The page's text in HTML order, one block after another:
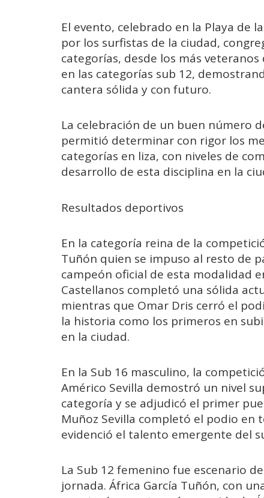
El evento, celebrado en la Playa de
por los surfistas de la ciudad,
categorías, desde los más
en las categorías sub 12,
cantera sólida y con futuro.
La celebración de un buen número
permitió determinar con rigor los
categorías en liza, con niveles de
desarrollo de esta disciplina en la
Resultados deportivos
En la categoría reina de la
Tuñón quien se impuso al resto de
campeón oficial de esta modalidad
Castellanos completó una sólida
mientras que Omar Dris cerró el
la historia como los primeros en
en la ciudad.
En la Sub 16 masculino, la
Américo Sevilla demostró un nivel
categoría y se adjudicó el primer
Muñoz Sevilla completó el podio en
evidenció el talento emergente del
La Sub 12 femenino fue escenario
jornada. África García Tuñón, con